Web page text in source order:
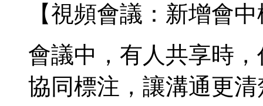
【視頻會議：新增會
會議中，有人共享時
協同標注，讓溝通更清